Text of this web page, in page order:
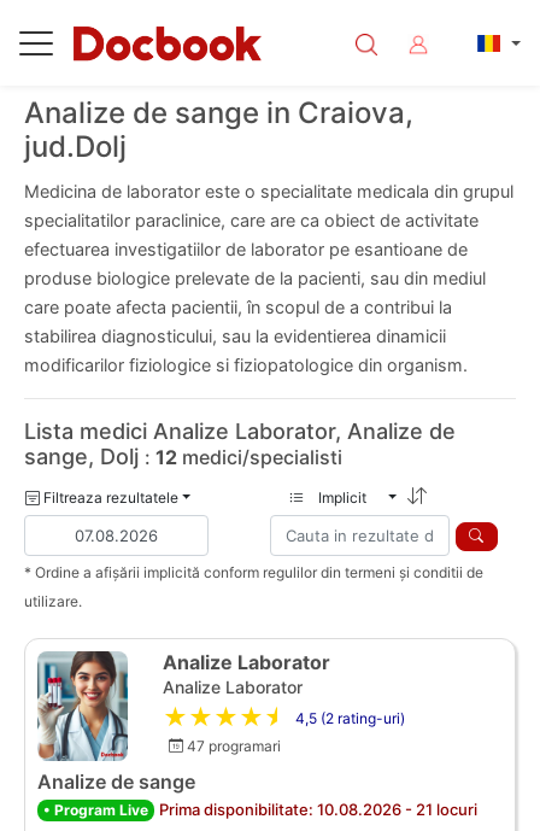
Analize de sange in Craiova,
jud.Dolj
Medicina de laborator este o specialitate medicala din grupul
specialitatilor paraclinice, care are ca obiect de activitate
efectuarea investigatiilor de laborator pe esantioane de
produse biologice prelevate de la pacienti, sau din mediul
care poate afecta pacientii, în scopul de a contribui la
stabilirea diagnosticului, sau la evidentierea dinamicii
modificarilor fiziologice si fiziopatologice din organism.
Lista medici Analize Laborator, Analize de
sange, Dolj : 12 medici/specialisti
Filtreaza rezultatele Implicit
* Ordine a afișării implicită conform regulilor din termeni și conditii de
utilizare.
Analize Laborator
Analize Laborator
★★★★★
4,5 (2 rating-uri)
47 programari
Analize de sange
• Program Live Prima disponibilitate: 10.08.2026 - 21 locuri